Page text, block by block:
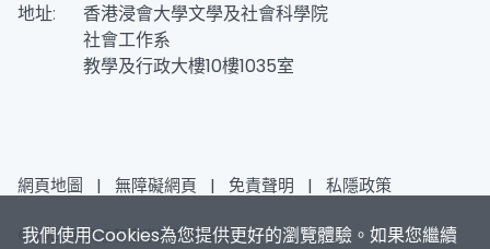
我們使用Cookies為您提供更好的瀏覽體驗。如果您繼續
地址:
香港浸會大學文學及社會科學院
社會工作系
教學及行政大樓10樓1035室
網頁地圖 | 無障礙網頁 | 免責聲明 | 私隱政策
© 2026 賽馬會智家樂計劃 版權所有